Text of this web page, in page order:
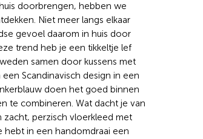
doorbrengen, hebben we
Niet meer langs elkaar
gevoel daarom in huis door
trend heb je een tikkeltje lef
samen door kussens met
Scandinavisch design in een
doen het goed binnen
te combineren. Wat dacht je van
perzisch vloerkleed met
hebt in een handomdraai een